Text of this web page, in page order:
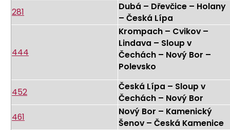
281
Dubá – Dřevčice – Holany
– Česká Lípa
444
Krompach – Cvikov –
Lindava – Sloup v
Čechách – Nový Bor –
Polevsko
452
Česká Lípa – Sloup v
Čechách – Nový Bor
461
Nový Bor – Kamenický
Šenov – Česká Kamenice